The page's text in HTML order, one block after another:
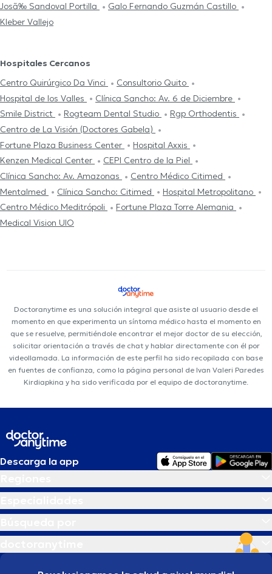
Josã‰ Sandoval Portilla
Galo Fernando Guzmán Castillo
Kleber Vallejo
Hospitales Cercanos
Centro Quirúrgico Da Vinci
Consultorio Quito
Hospital de los Valles
Clínica Sancho: Av. 6 de Diciembre
Smile District
Rogteam Dental Studio
Rgp Orthodentis
Centro de La Visión (Doctores Gabela)
Fortune Plaza Business Center
Hospital Axxis
Kenzen Medical Center
CEPI Centro de la Piel
Clínica Sancho: Av. Amazonas
Centro Médico Citimed
Mentalmed
Clínica Sancho: Citimed
Hospital Metropolitano
Centro Médico Meditrópoli
Fortune Plaza Torre Alemania
Medical Vision UIO
Doctoranytime es una solución integral que asiste al usuario desde el
momento en que experimenta un síntoma médico hasta el momento en
que se resuelve, permitiéndole encontrar el mejor doctor de su elección,
solicitar orientación a través de chat y hablar directamente con él por
videollamada. La información de este perfil ha sido recopilada con base
en fuentes de confianza, como la página personal de Ivan Valeri Paredes
Kirdiapkina y ha sido verificada por el equipo de doctoranytime.
Descarga la app